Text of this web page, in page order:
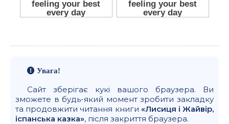
Увага!
Сайт зберігає кукі вашого браузера. Ви
зможете в будь-який момент зробити закладку
та продовжити читання книги «Лисиця і Жайвір,
іспанська казка», після закриття браузера.